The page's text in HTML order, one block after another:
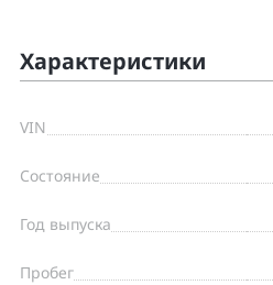
Характеристики
VIN
Состояние
Год выпуска
Пробег